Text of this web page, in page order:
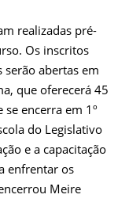
realizadas pré-
Os inscritos
serão abertas em
que oferecerá 45
se encerra em 1º
do Legislativo
e a capacitação
enfrentar os
Meire